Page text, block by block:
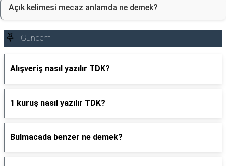
Açık kelimesi mecaz anlamda ne demek?
Gündem
Alışveriş nasıl yazılır TDK?
1 kuruş nasıl yazılır TDK?
Bulmacada benzer ne demek?